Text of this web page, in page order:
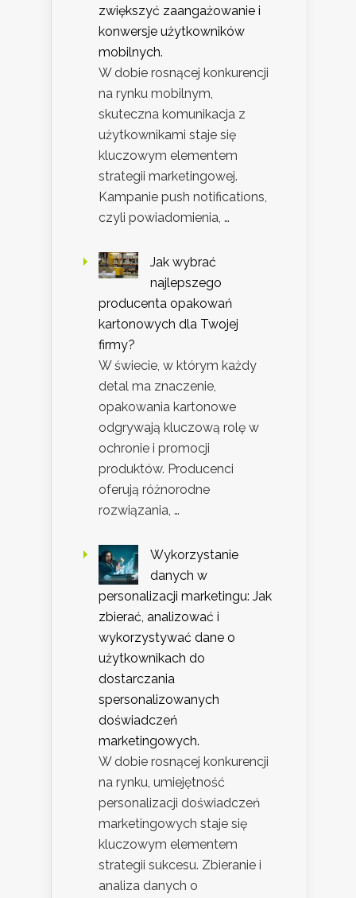
zwiększyć zaangażowanie i
konwersje użytkowników
mobilnych.
W dobie rosnącej konkurencji
na rynku mobilnym,
skuteczna komunikacja z
użytkownikami staje się
kluczowym elementem
strategii marketingowej.
Kampanie push notifications,
czyli powiadomienia, …
Jak wybrać
najlepszego
producenta opakowań
kartonowych dla Twojej
firmy?
W świecie, w którym każdy
detal ma znaczenie,
opakowania kartonowe
odgrywają kluczową rolę w
ochronie i promocji
produktów. Producenci
oferują różnorodne
rozwiązania, …
Wykorzystanie
danych w
personalizacji marketingu: Jak
zbierać, analizować i
wykorzystywać dane o
użytkownikach do
dostarczania
spersonalizowanych
doświadczeń
marketingowych.
W dobie rosnącej konkurencji
na rynku, umiejętność
personalizacji doświadczeń
marketingowych staje się
kluczowym elementem
strategii sukcesu. Zbieranie i
analiza danych o